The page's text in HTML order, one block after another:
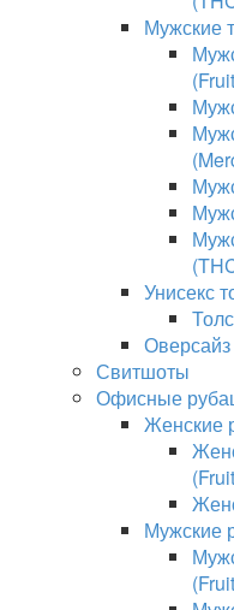
Мужские
Унисекс
Оверсайз
Свитшоты
Офисные
Женские
Мужские